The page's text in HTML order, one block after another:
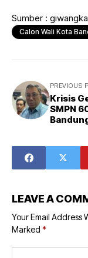
Sumber :
Calon Wali Kota
PREVIOUS
Krisis
SMPN
Gerak
LEAVE A
Your Email Address
Marked *